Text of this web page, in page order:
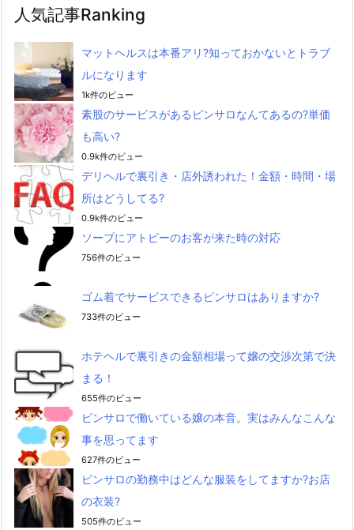
人気記事Ranking
マットヘルスは本番アリ?知っておかないとトラブ
ルになります
1k件のビュー
素股のサービスがあるピンサロなんてあるの?単価
も高い?
0.9k件のビュー
デリヘルで裏引き・店外誘われた！金額・時間・場
所はどうしてる?
0.9k件のビュー
ソープにアトピーのお客が来た時の対応
756件のビュー
ゴム着でサービスできるピンサロはありますか?
733件のビュー
ホテヘルで裏引きの金額相場って嬢の交渉次第で決
まる！
655件のビュー
ピンサロで働いている嬢の本音。実はみんなこんな
事を思ってます
627件のビュー
ピンサロの勤務中はどんな服装をしてますか?お店
の衣装?
505件のビュー